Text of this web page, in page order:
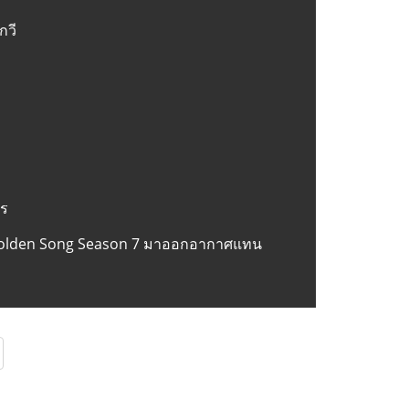
วี
Song Season 7 มาออกอากาศแทน